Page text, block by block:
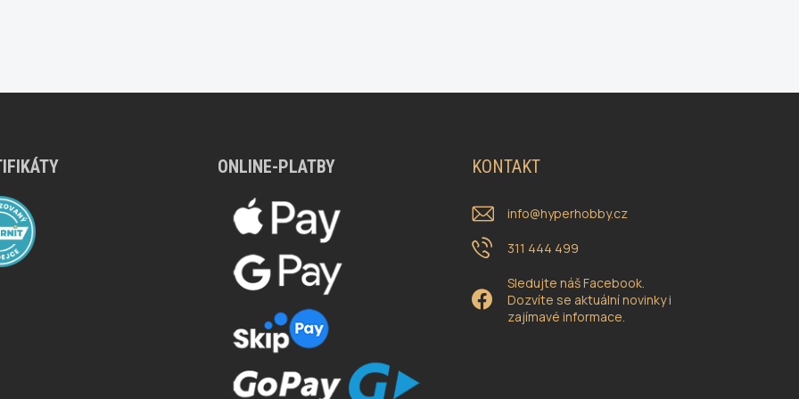
ONLINE-PLATBY KONTAKT
info@hyperhobby.cz
311 444 499
Sledujte náš Facebook.
Dozvíte se aktuální novinky i
zajímavé informace.